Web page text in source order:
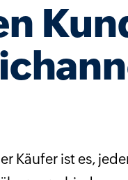
Käufer ist es,